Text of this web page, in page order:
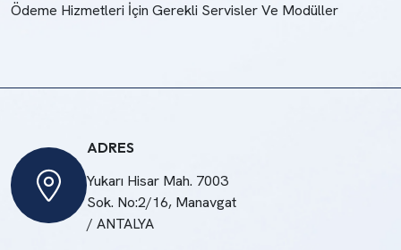
Ödeme Hizmetleri İçin Gerekli Servisler Ve Modüller
ADRES
Yukarı Hisar Mah. 7003
Sok. No:2/16, Manavgat
/ ANTALYA